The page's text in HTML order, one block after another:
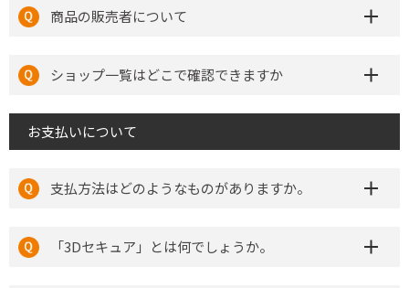
商品の販売者について
ショップ一覧はどこで確認できますか
お支払いについて
支払方法はどのようなものがありますか。
「3Dセキュア」とは何でしょうか。